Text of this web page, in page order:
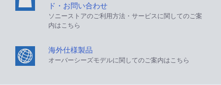
ド・お問い合わせ
ソニーストアのご利用方法・サービスに関してのご案
内はこちら
海外仕様製品
オーバーシーズモデルに関してのご案内はこちら